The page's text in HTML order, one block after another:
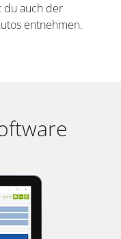
du auch der
entnehmen.